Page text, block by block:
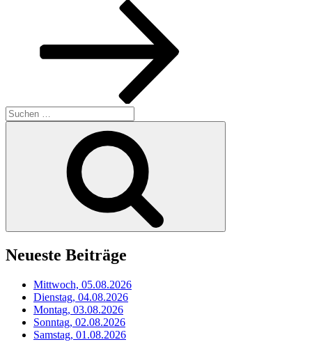
Suchen
nach:
Neueste Beiträge
Mittwoch, 05.08.2026
Dienstag, 04.08.2026
Montag, 03.08.2026
Sonntag, 02.08.2026
Samstag, 01.08.2026